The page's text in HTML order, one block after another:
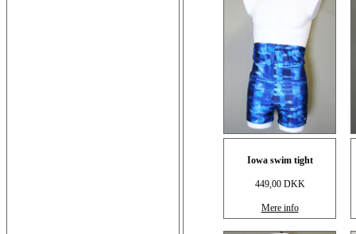
Iowa swim tight
449,00 DKK
Mere info